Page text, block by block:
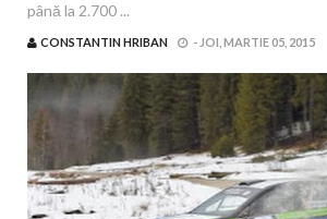
până la 2.700 ...
CONSTANTIN HRIBAN - JOI, MARTIE 05, 2015